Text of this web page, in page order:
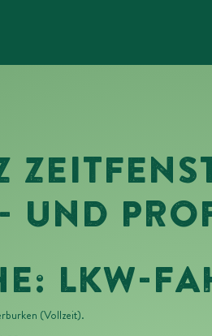
UND
LKW-
(Vollzeit).